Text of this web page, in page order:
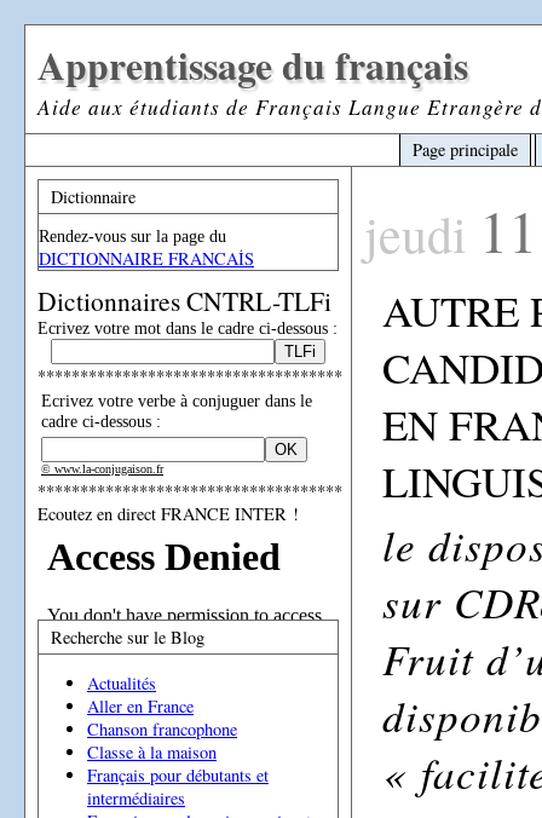
Apprentissage du français
Aide aux étudiants de Français Langue Etrangère
Page principale
Dictionnaire
Rendez-vous sur la page du
DICTIONNAIRE FRANCAİS
Dictionnaires CNTRL-TLFi
Ecrivez votre mot dans le cadre ci-dessous :
************************************
Ecrivez votre verbe à conjuguer dans le
cadre ci-dessous :
© www.la-conjugaison.fr
************************************
Ecoutez en direct FRANCE INTER !
Recherche sur le Blog
Actualités
Aller en France
Chanson francophone
Classe à la maison
Français pour débutants et
intermédiaires
jeudi 11
AUTRE
EN
le
sur
Fruit
«